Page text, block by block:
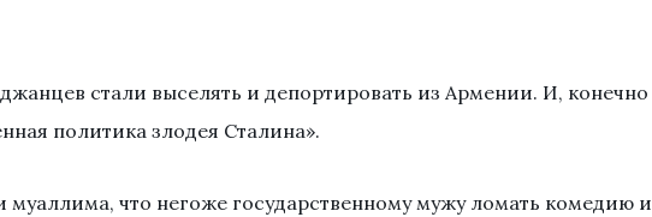
стали выселять и депортировать из Армении. И, конечно
политика злодея Сталина».
муаллима, что негоже государственному мужу ломать комедию и